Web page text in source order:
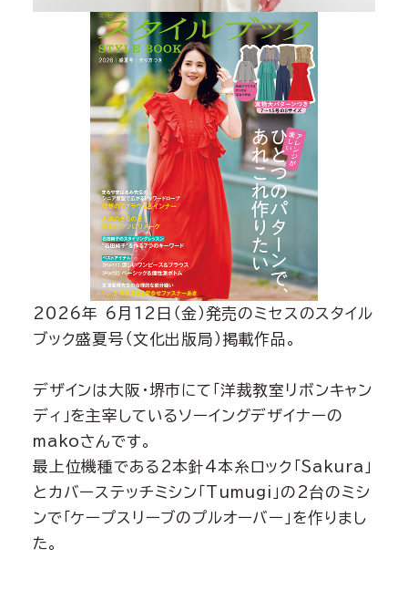
2026年 6月12日（金）発売のミセスのスタイル
ブック盛夏号（文化出版局）掲載作品。
デザインは大阪・堺市にて「洋裁教室リボンキャン
ディ」を主宰しているソーイングデザイナーの
makoさんです。
最上位機種である2本針4本糸ロック「Sakura」
とカバーステッチミシン「Tumugi」の2台のミシ
ンで「ケープスリーブのプルオーバー」を作りまし
た。